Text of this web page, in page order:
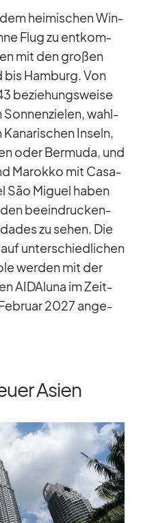
hei­mi­schen Win­
Flug zu ent­kom­
mit den gro­ßen
bis Ham­burg. Von
be­zie­hungs­weise
Son­nen­zie­len, wahl­
In­seln,
oder Ber­muda, und
Ma­rokko mit Ca­sa­
São Mi­guel ha­ben
be­ein­dru­cken­
zu se­hen. Die
un­ter­schied­li­chen
wer­den mit der
AI­DAluna im Zeit­
2027 an­ge­
Asien